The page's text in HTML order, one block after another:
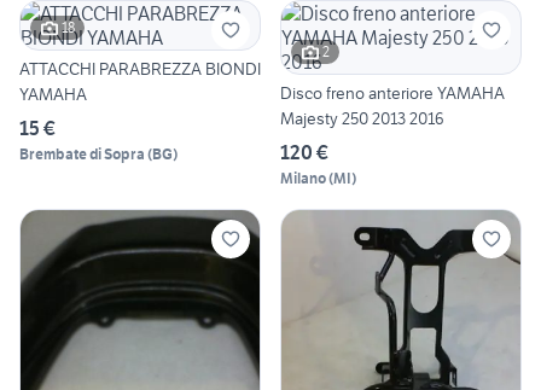
18
ATTACCHI PARABREZZA BIONDI
YAMAHA
15 €
Brembate di Sopra (BG)
2
Disco freno anteriore YAMAHA
Majesty 250 2013 2016
120 €
Milano(MI)